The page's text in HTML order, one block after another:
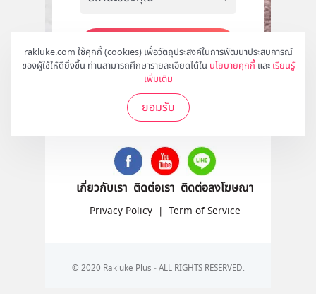
rakluke.com ใช้คุกกี้ (cookies) เพื่อวัตถุประสงค์ในการพัฒนาประสบการณ์
ของผู้ใช้ให้ดียิ่งขึ้น ท่านสามารถศึกษารายละเอียดได้ใน นโยบายคุกกี้ และ เรียนรู้
เพิ่มเติม
ยอมรับ
สมัคร
ติดตามเราได้ที่
เกี่ยวกับเรา ติดต่อเรา ติดต่อลงโฆษณา
Privacy Policy | Term of Service
© 2020 Rakluke Plus - ALL RIGHTS RESERVED.